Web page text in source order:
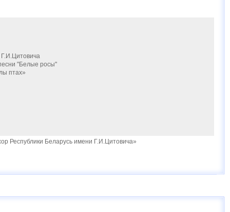
"Белые росы"
птах»
Республики Беларусь имени Г.И.Цитовича»